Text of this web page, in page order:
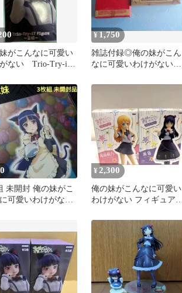
がこんなに可愛い
ない Trio-Try-iT
¥ 1,750
雑誌付録◎俺の妹がこん
なに可愛いわけがないフ
てんご黒猫
未開封 俺の妹がこ
可愛いわけがない
¥2,300
俺の妹がこんなに可愛い
わけがない フィギュア